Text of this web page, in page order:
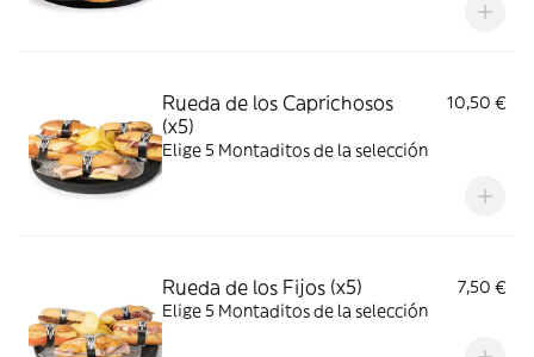
Rueda de los Caprichosos
(x5)
10,50 €
Elige 5 Montaditos de la selección
Rueda de los Fijos (x5)
7,50 €
Elige 5 Montaditos de la selección